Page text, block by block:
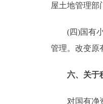
屋土地管理部
(四)国有小
管理。改变原
六、关于
对国有净资